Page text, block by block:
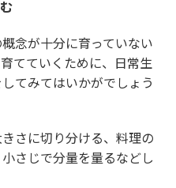
念が十分に育っていない
てていくために、日常生
てみてはいかがでしょう
さに切り分ける、料理の
さじで分量を量るなどし